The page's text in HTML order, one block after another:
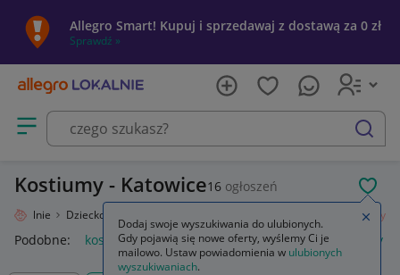
Allegro Smart! Kupuj i sprzedawaj z dostawą za 0 zł
Sprawdź »
Otwórz menu z kategoriami
szukaj
Kostiumy - Katowice16 ogłoszeń
Lokalnie Dziecko Kostiumy
Podobne: kostiumy damskie kostium garsonki i kostiumy
Dodaj swoje wyszukiwania do ulubionych.
Gdy pojawią się nowe oferty, wyślemy Ci je
mailowo. Ustaw powiadomienia w ulubionych
wyszukiwaniach.